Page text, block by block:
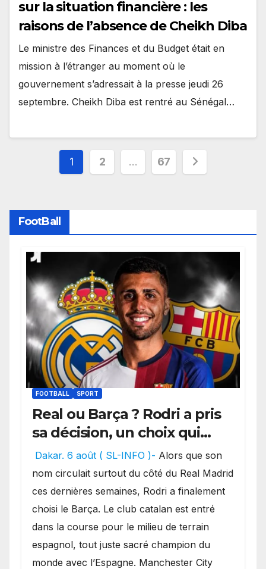
sur la situation financière : les
raisons de l’absence de Cheikh Diba
Le ministre des Finances et du Budget était en
mission à l’étranger au moment où le
gouvernement s’adressait à la presse jeudi 26
septembre. Cheikh Diba est rentré au Sénégal…
Pagination
publications
1 2 … 67
FootBall
FOOTBALL SPORT
Real ou Barça ? Rodri a pris
sa décision, un choix qui
pourrait faire grand bruit
sur le marché des
transferts.
Dakar. 6 août ( SL-INFO )- Alors que son
nom circulait surtout du côté du Real Madrid
ces dernières semaines, Rodri a finalement
choisi le Barça. Le club catalan est entré
dans la course pour le milieu de terrain
espagnol, tout juste sacré champion du
monde avec l’Espagne. Manchester City